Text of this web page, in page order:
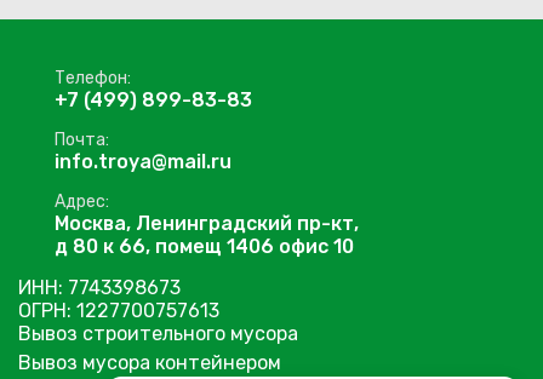
Телефон:
+7 (499) 899-83-83
Почта:
info.troya@mail.ru
Адрес:
Москва, Ленинградский пр-кт,
д 80 к 66, помещ 1406 офис 10
ИНН: 7743398673
ОГРН: 1227700757613
Вывоз строительного мусора
Вывоз мусора контейнером